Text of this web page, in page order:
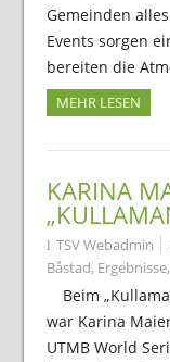
Gemeinden
Events sorgen
bereiten die
MEHR LESEN
KARINA
TSV Webadmin
Båstad, Ergebnisse,
Beim
war Karina
UTMB World